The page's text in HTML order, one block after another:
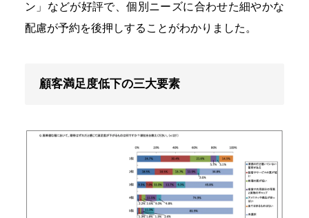
ン」などが好評で、個別ニーズに合わせた細やかな
配慮が予約を後押しすることがわかりました。
顧客満足度低下の三大要素